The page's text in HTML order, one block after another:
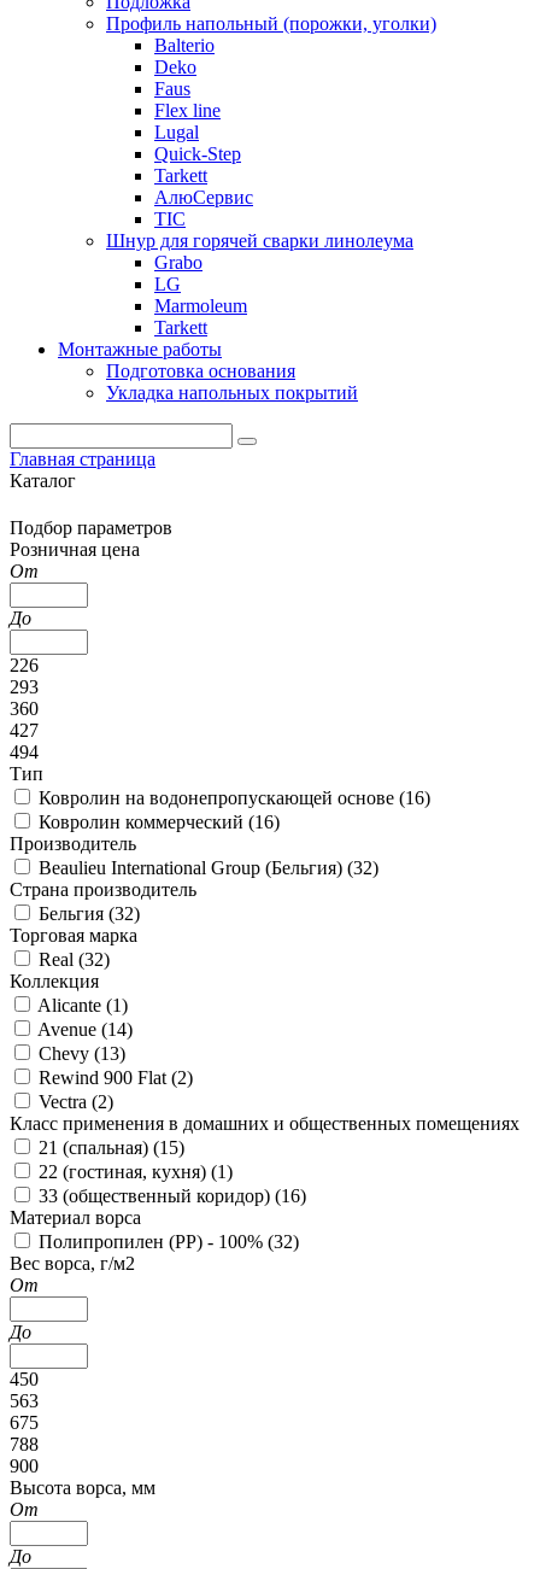
Профиль напольный (порожки, уголки)
Balterio
Deko
Faus
Flex line
Lugal
Quick-Step
Tarkett
АлюСервис
ТІС
Шнур для горячей сварки линолеума
Grabo
LG
Marmoleum
Tarkett
Монтажные работы
Подготовка основания
Укладка напольных покрытий
Главная страница
Каталог
Подбор параметров
Розничная цена
От
До
226
293
360
427
494
Тип
Ковролин на водонепропускающей основе (16)
Ковролин коммерческий (16)
Производитель
Beaulieu International Group (Бельгия) (32)
Страна производитель
Бельгия (32)
Торговая марка
Real (32)
Коллекция
Alicante (1)
Avenue (14)
Chevy (13)
Rewind 900 Flat (2)
Vectra (2)
Класс применения в домашних и общественных помещениях
21 (спальная) (15)
22 (гостиная, кухня) (1)
33 (общественный коридор) (16)
Материал ворса
Полипропилен (PP) - 100% (32)
Вес ворса, г/м2
От
До
450
563
675
788
900
Высота ворса, мм
От
До